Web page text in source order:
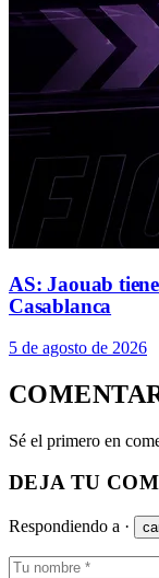
AS: Jaouab
Casablanca
5 de agosto de 2026
Sé el primero en
DEJA TU
Respondiendo a ·